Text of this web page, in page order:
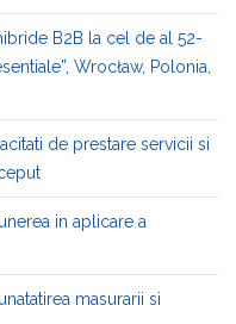
B2B la cel de al 52-
Wrocław, Polonia,
de prestare servicii si
in aplicare a
masurarii si